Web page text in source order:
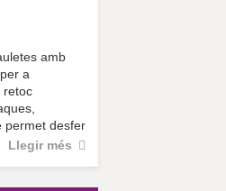
amb
a
retoc
permet desfer
Llegir més